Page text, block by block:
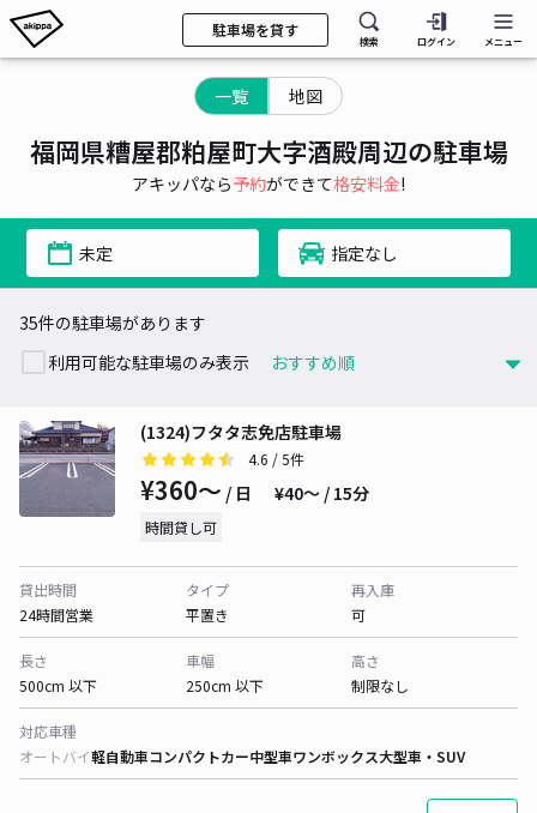
駐車場を貸す
検索 ログイン メニュー
一覧 地図
福岡県糟屋郡粕屋町大字酒殿周辺の駐車場
アキッパなら予約ができて格安料金!
未定 指定なし
35件の駐車場があります
利用可能な駐車場のみ表示
(1324)フタタ志免店駐車場
4.6 / 5件
¥360〜 / 日 ¥40〜 / 15分
時間貸し可
貸出時間
24時間営業
タイプ
平置き
再入庫
可
長さ
500cm 以下
車幅
250cm 以下
高さ
制限なし
対応車種
オートバイ軽自動車コンパクトカー中型車ワンボックス大型車・SUV